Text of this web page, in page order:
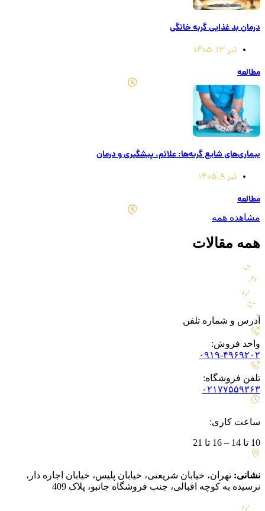
درمان بد غذایی گربه خانگی
تیر 13, 1405
مطالعه
بیماری‌های شایع گربه‌ها: علائم، پیشگیری و درمان
تیر 9, 1405
مطالعه
مشاهده همه
همه مقالات
آدرس و شماره تلفن
واحد فروش:
۰۹۱۹-۴۹۶۹۲۰۲
تلفن فروشگاه:
۰۲۱۷۷۵۵۹۳۶۳
ساعت کاری:
10 تا 14 – 16 تا 21
نشانی: تهران، خیابان شریعتی، خیابان پلیس، خیابان اجاره دار،
نرسیده به کوچه اقبالی، جنب فروشگاه جانبو، پلاک 409